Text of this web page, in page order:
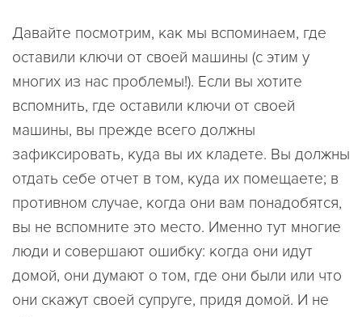
Давайте посмотрим, как мы вспоминаем, где
оставили ключи от своей машины (с этим у
многих из нас проблемы!). Если вы хотите
вспомнить, где оставили ключи от своей
машины, вы прежде всего должны
зафиксировать, куда вы их кладете. Вы должны
отдать себе отчет в том, куда их помещаете; в
противном случае, когда они вам понадобятся,
вы не вспомните это место. Именно тут многие
люди и совершают ошибку: когда они идут
домой, они думают о том, где они были или что
они скажут своей супруге, придя домой. И не